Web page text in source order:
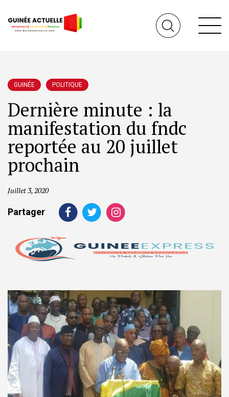
GUINÉE POLITIQUE
Dernière minute : la
manifestation du fndc
reportée au 20 juillet
prochain
Juillet 3, 2020
Partager